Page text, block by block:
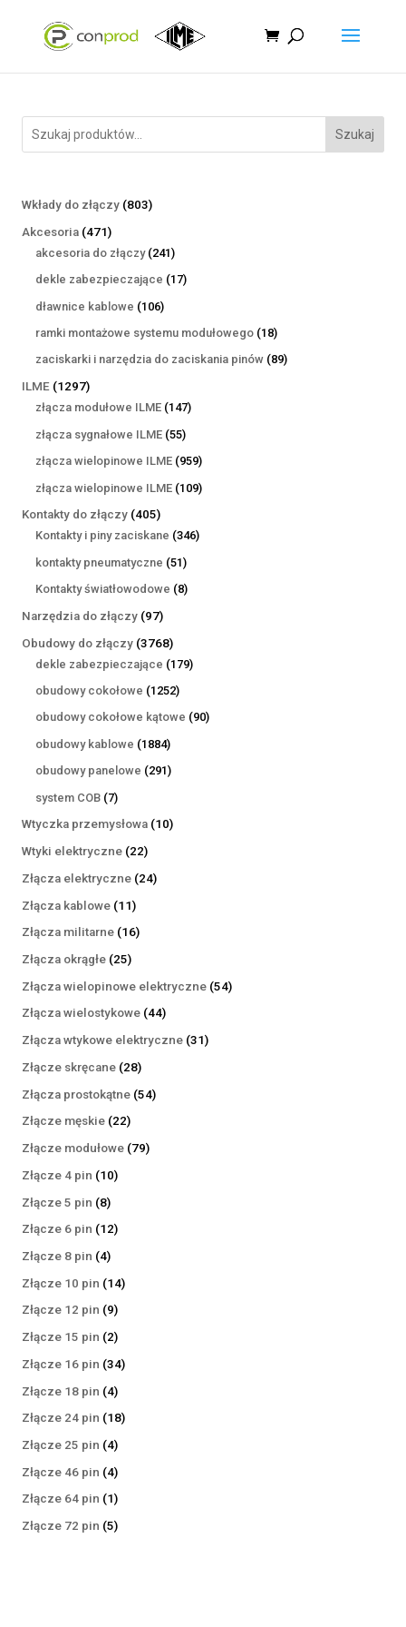
Szukaj
Wkłady do złączy 803803
Akcesoria 471471
produktów
akcesoria do złączy 241241
produktów
dekle zabezpieczające 1717
dławnice kablowe 106106
produktów
ramki montażowe systemu modułowego 1818
produktów
zaciskarki i narzędzia do zaciskania pinów 8989
ILME 12971297
produktów
złącza modułowe ILME 147147
złącza sygnałowe ILME 5555
produktów
złącza wielopinowe ILME 959959
produktów
złącza wielopinowe ILME 109109
Kontakty do złączy 405405
produktów
Kontakty i piny zaciskane 346346
kontakty pneumatyczne 5151
produktów
Kontakty światłowodowe 88
Narzędzia do złączy 9797
produktów
Obudowy do złączy 37683768
produktów
dekle zabezpieczające 179179
obudowy cokołowe 12521252
produkty
obudowy cokołowe kątowe 9090
obudowy kablowe 18841884
produkty
obudowy panelowe 291291
system COB 77
produktów
Wtyczka przemysłowa 1010
Wtyki elektryczne 2222
produkty
Złącza elektryczne 2424
Złącza kablowe 1111
produktów
Złącza militarne 1616
Złącza okrągłe 2525
produktów
Złącza wielopinowe elektryczne 5454
Złącza wielostykowe 4444
produkty
Złącza wtykowe elektryczne 3131
Złącze skręcane 2828
produktów
Złącza prostokątne 5454
Złącze męskie 2222
produkty
Złącze modułowe 7979
Złącze 4 pin 1010
Złącze 5 pin 88
produktów
Złącze 6 pin 1212
Złącze 8 pin 44
produkty
Złącze 10 pin 1414
Złącze 12 pin 99
produktów
Złącze 15 pin 22
produkty
Złącze 16 pin 3434
Złącze 18 pin 44
produkty
Złącze 24 pin 1818
Złącze 25 pin 44
produkty
Złącze 46 pin 44
produkty
Złącze 64 pin 11
produkt
Złącze 72 pin 55